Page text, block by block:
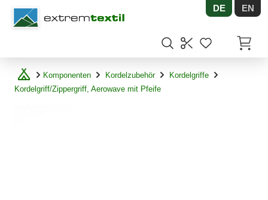
Shopware DE EN
Komponenten Kordelzubehör
Kordelgriffe
Kordelgriff/Zippergriff, Aerowave mit Pfeife